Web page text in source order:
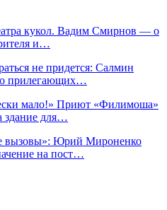
кукол. Вадим Смирнов — о
и…
не придется: Салмин
о прилегающих…
мало!» Приют «Филимоша»
здание для…
вызовы»: Юрий Мироненко
на пост…